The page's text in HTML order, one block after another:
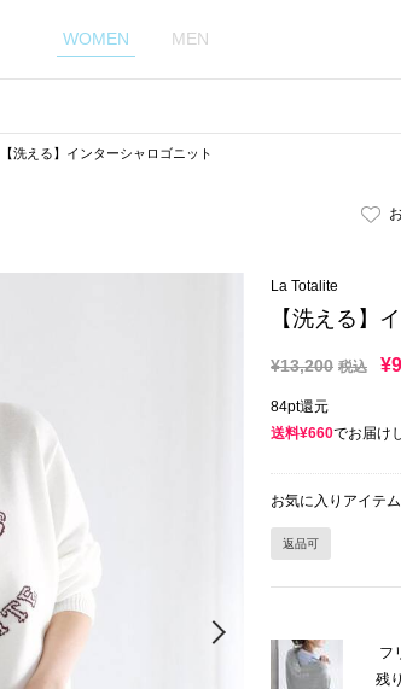
WOMEN MEN
【洗える】インターシャロゴニット
La Totalite
【洗える】
¥13,200 税込 ¥
84pt還元
送料¥660でお届け
お気に入りアイテ
返品可
フ
残